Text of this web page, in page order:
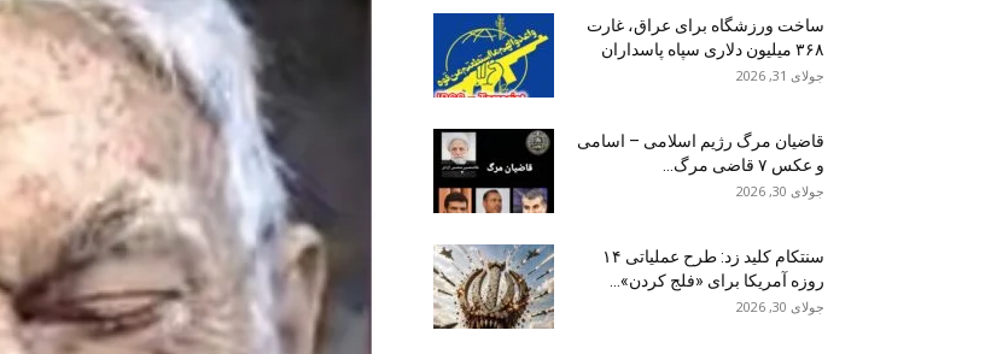
ساخت ورزشگاه برای عراق، غارت
۳۶۸ میلیون دلاری سپاه پاسداران
جولای 31, 2026
قاضیان مرگ رژیم اسلامی – اسامی
و عکس ۷ قاضی مرگ...
جولای 30, 2026
سنتکام کلید زد: طرح عملیاتی ۱۴
روزه آمریکا برای «فلج کردن»...
جولای 30, 2026